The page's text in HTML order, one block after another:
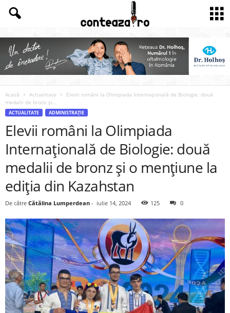
Acasă Actualitate
Elevii români la Olimpiada Internațională de Biologie: două
medalii de bronz și...
ACTUALITATE ADMINISTRAȚIE
Elevii români la Olimpiada
Internațională de Biologie: două
medalii de bronz și o mențiune la
ediția din Kazahstan
De către Cătălina Lumperdean - iulie 14, 2024 125 0